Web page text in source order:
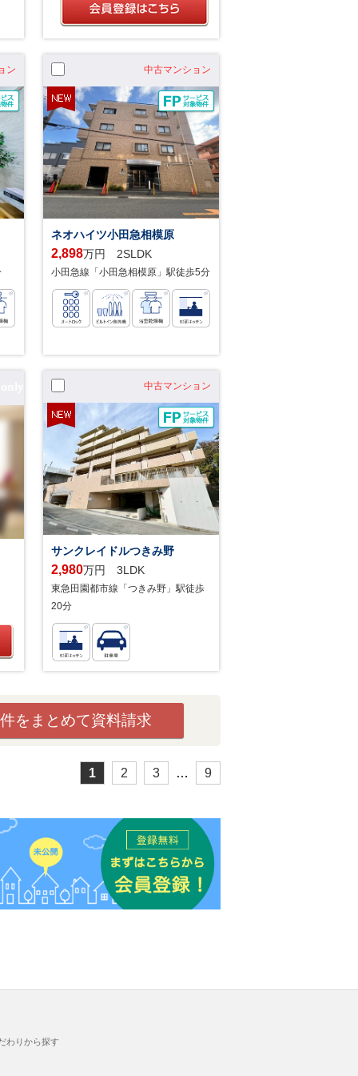
ン 中古マンション
ネオハイツ小田急相模原
2,898万円 2SLDK
小田急線「小田急相模原」駅徒歩5分
中古マンション
サンクレイドルつきみ野
2,980万円 3LDK
東急田園都市線「つきみ野」駅徒歩
20分
をまとめて資料請求
1 2 3 … 9
わりから探す